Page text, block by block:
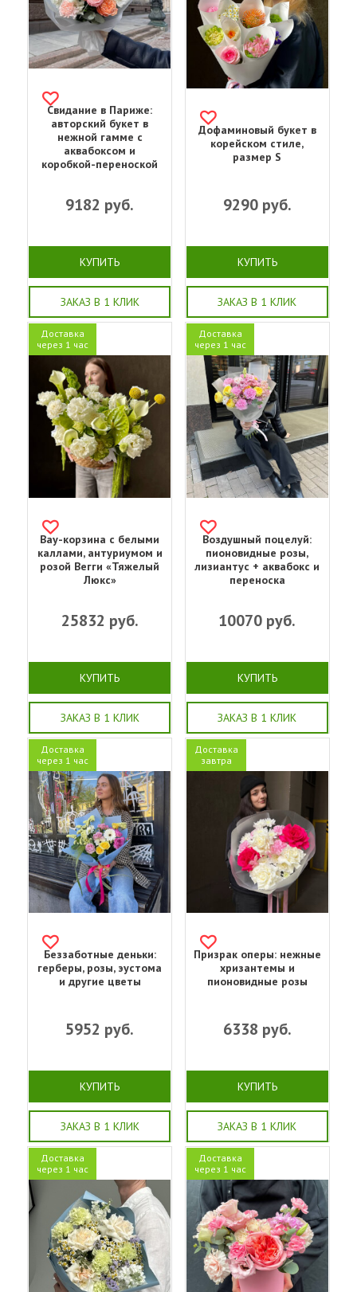
Свидание в Париже:
авторский букет в
нежной гамме с
аквабоксом и
коробкой-переноской
9182 руб.
КУПИТЬ
ЗАКАЗ В 1 КЛИК
Дофаминовый букет в
корейском стиле,
размер S
9290руб.
КУПИТЬ
ЗАКАЗ В 1 КЛИК
Доставка
через 1 час
Вау-корзина с белыми
каллами, антуриумом и
розой Вегги «Тяжелый
Люкс»
25832 руб.
КУПИТЬ
ЗАКАЗ В 1 КЛИК
Доставка
через 1 час
Воздушный поцелуй:
пионовидные розы,
лизиантус + аквабокс и
переноска
10070 руб.
КУПИТЬ
ЗАКАЗ В 1 КЛИК
Доставка
через 1 час
Беззаботные деньки:
герберы, розы, эустома
и другие цветы
5952 руб.
КУПИТЬ
ЗАКАЗ В 1 КЛИК
Доставка
завтра
Призрак оперы: нежные
хризантемы и
пионовидные розы
6338 руб.
КУПИТЬ
ЗАКАЗ В 1 КЛИК
Доставка
через 1 час
Доставка
через 1 час